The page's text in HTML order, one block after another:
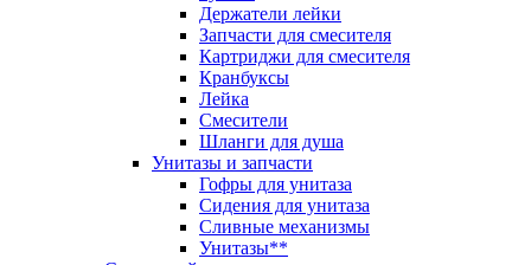
Держатели лейки
Запчасти для смесителя
Картриджи для смесителя
Кранбуксы
Лейка
Смесители
Шланги для душа
Унитазы и запчасти
Гофры для унитаза
Сидения для унитаза
Сливные механизмы
Унитазы**